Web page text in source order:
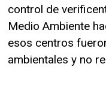
control de
Medio Ambiente
esos centros
ambientales y no